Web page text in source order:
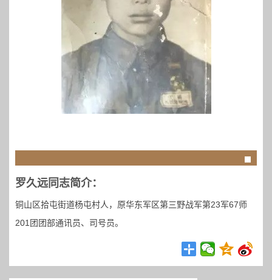
罗久远同志简介：
铜山区拾屯街道杨屯村人，原华东军区第三野战军第23军67师
201团团部通讯员、司号员。